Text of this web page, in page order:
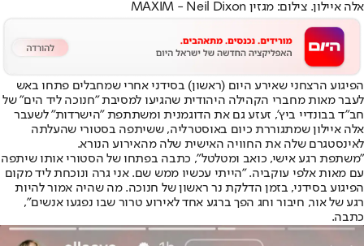
אלה איילון. צילום: מגזין MAXIM - Neil Dixon
הפיגוע הרצחני שאירע היום (ראשון) בסידני אחרי שמחבלים פתחו באש
לעבר מאות מחברי הקהילה היהודית שהגיעו למסיבת "חנוכה ליד הים" של
חב"ד בבונדיי ביץ', זעזע גם את הדוגמנית ומשתתפת "הישרדות" לשעבר
אלה איילון שמתגוררת כיום באוסטרליה, ששיתפה בסטורי שהעלתה
לאינסטגרם שלה את החוויה האישית שלה מהאירוע הנורא.
"משתפת רגע אישי, כואב ומטלטל", כתבה בפתחו של הסטורי אותו שיתפה
עם מאות אלפי עוקביה. "הייתי עכשיו ממש שם. אני גרה ונוכחת ליד מקום
הפיגוע בסידני, בזמן הדלקת נר ראשון של חנוכה. מה שהיה אמור להיות
רגע של אור, חיבור וחג הפך ברגע אחד לאירוע טרור שבו נפגעו אנשים",
כתבה.